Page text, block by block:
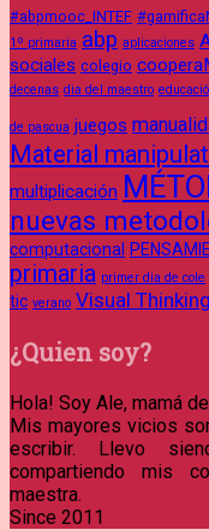
#abpmooc_INTEF
1º primaria abp aplicaciones
sociales colegio
decenas dia del maestro
de pascua juegos
Material
multiplicación
nuevas
computacional
primaria primer dia de cole
tic verano Visual Thinking
¿Quien soy?
Hola! Soy Ale, mamá
Mis mayores vicios
escribir. Llevo
compartiendo mis
maestra.
Since 2011